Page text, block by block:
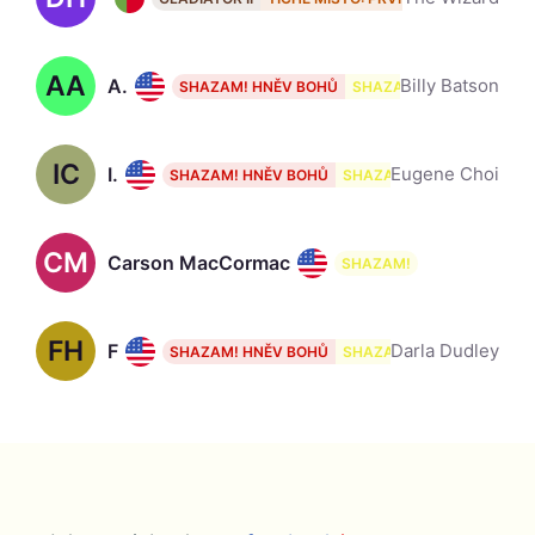
AA Asher Angel, 23 SHAZAM! HNĚV BOHŮ SHAZAM!Billy Batson
IC Ian Chen, 19 SHAZAM! HNĚV BOHŮ SHAZAM!Eugene Choi
CM Carson MacCormac SHAZAM!
FH Faithe Herman SHAZAM! HNĚV BOHŮ SHAZAM!Darla Dudley